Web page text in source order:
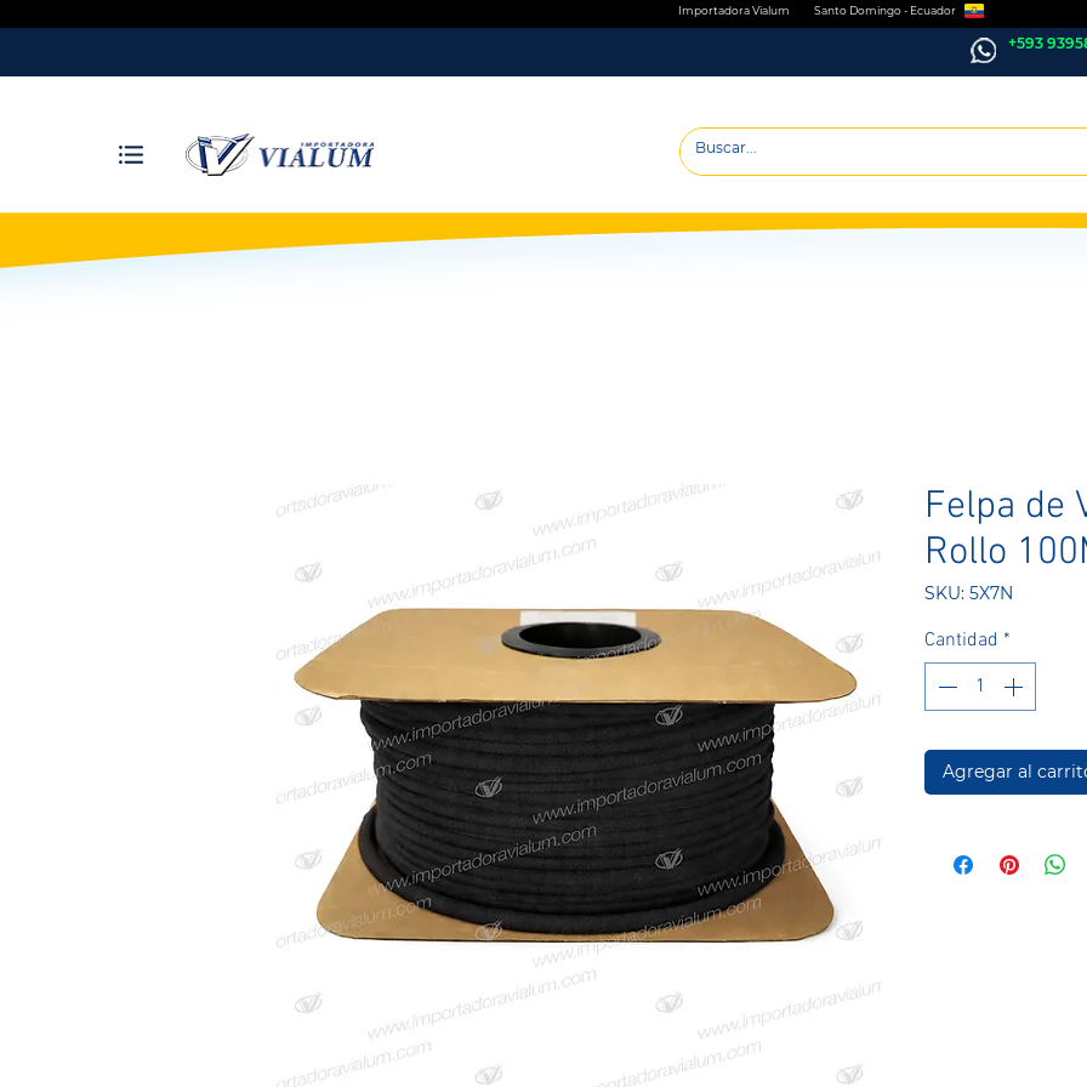
Importadora Vialum Santo Domingo - Ecuador
+593
Felpa de
Rollo
SKU: 5X7N
Cantidad *
Agregar al